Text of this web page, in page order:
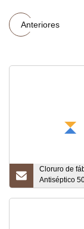
Anteriores
Cloruro de
Antiséptico
Intermedio